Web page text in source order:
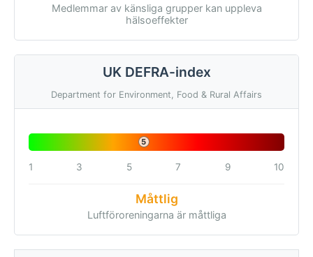
Medlemmar av känsliga grupper kan uppleva
hälsoeffekter
UK DEFRA-index
Department for Environment, Food & Rural Affairs
5
1 3 5 7 9 10
Måttlig
Luftföroreningarna är måttliga